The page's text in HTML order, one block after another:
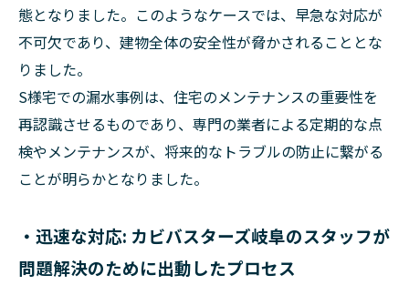
態となりました。このようなケースでは、早急な対応が
不可欠であり、建物全体の安全性が脅かされることとな
りました。
S様宅での漏水事例は、住宅のメンテナンスの重要性を
再認識させるものであり、専門の業者による定期的な点
検やメンテナンスが、将来的なトラブルの防止に繋がる
ことが明らかとなりました。
・迅速な対応: カビバスターズ岐阜のスタッフが
問題解決のために出動したプロセス